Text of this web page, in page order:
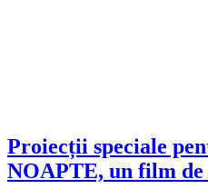
Proiecții speciale
NOAPTE, un film